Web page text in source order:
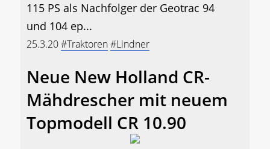
115 PS als Nachfolger der Geotrac 94
und 104 ep...
25.3.20#Traktoren#Lindner
Neue New Holland CR-
Mähdrescher mit neuem
Topmodell CR 10.90